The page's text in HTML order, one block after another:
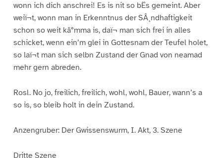
wonn ich dich anschrei! Es is nit so bËs gemeint. Aber
weiï¬t, wonn man in Erkenntnus der SÂ¸ndhaftigkeit
schon so weit kâ°mma is, daï¬ man sich frei in alles
schicket, wenn ein’m glei in Gottesnam der Teufel holet,
so laï¬t man sich selbn Zustand der Gnad von neamad
mehr gern abreden.
Rosl. No jo, freilich, freilich, wohl, wohl, Bauer, wann’s a
so is, so bleib holt in dein Zustand.
Anzengruber: Der Gwissenswurm, I. Akt, 3. Szene
Dritte Szene